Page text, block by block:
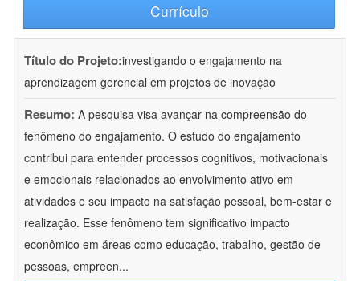
Currículo
Título do Projeto:investigando o engajamento na
aprendizagem gerencial em projetos de inovação
Resumo: A pesquisa visa avançar na compreensão do
fenômeno do engajamento. O estudo do engajamento
contribui para entender processos cognitivos, motivacionais
e emocionais relacionados ao envolvimento ativo em
atividades e seu impacto na satisfação pessoal, bem-estar e
realização. Esse fenômeno tem significativo impacto
econômico em áreas como educação, trabalho, gestão de
pessoas, empreen...